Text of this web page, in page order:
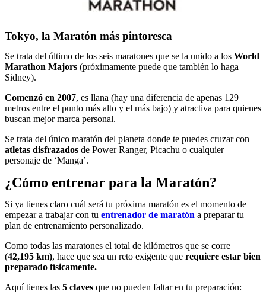
Tokyo, la Maratón más pintoresca
Se trata del último de los seis maratones que se la unido a los World
Marathon Majors (próximamente puede que también lo haga
Sidney).
Comenzó en 2007, es llana (hay una diferencia de apenas 129
metros entre el punto más alto y el más bajo) y atractiva para quienes
buscan mejor marca personal.
Se trata del único maratón del planeta donde te puedes cruzar con
atletas disfrazados de Power Ranger, Picachu o cualquier
personaje de ‘Manga’.
¿Cómo entrenar para la Maratón?
Si ya tienes claro cuál será tu próxima maratón es el momento de
empezar a trabajar con tu entrenador de maratón a preparar tu
plan de entrenamiento personalizado.
Como todas las maratones el total de kilómetros que se corre
(42,195 km), hace que sea un reto exigente que requiere estar bien
preparado físicamente.
Aquí tienes las 5 claves que no pueden faltar en tu preparación: